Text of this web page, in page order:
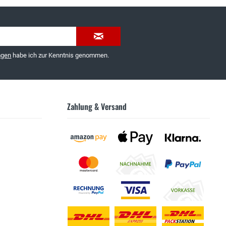
habe ich zur Kenntnis genommen.
Zahlung & Versand